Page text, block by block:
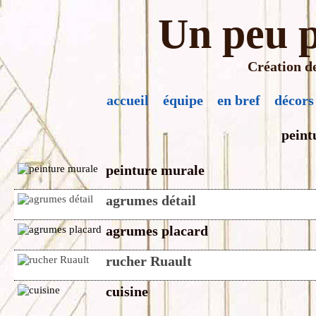
Un peu
Création
accueil équipe en bref décors
peinture murale
agrumes détail
agrumes placard
rucher Ruault
cuisine